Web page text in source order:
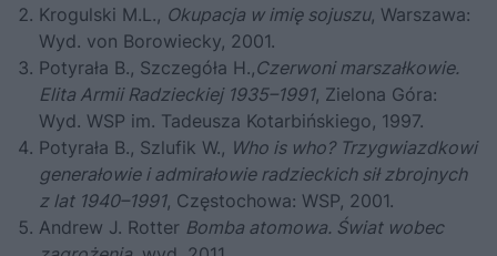
Krogulski M.L., Okupacja w imię sojuszu, Warszawa:
Wyd. von Borowiecky, 2001.
Potyrała B., Szczegóła H.,Czerwoni marszałkowie.
Elita Armii Radzieckiej 1935–1991, Zielona Góra:
Wyd. WSP im. Tadeusza Kotarbińskiego, 1997.
Potyrała B., Szlufik W., Who is who? Trzygwiazdkowi
generałowie i admirałowie radzieckich sił zbrojnych
z lat 1940–1991, Częstochowa: WSP, 2001.
Andrew J. Rotter Bomba atomowa. Świat wobec